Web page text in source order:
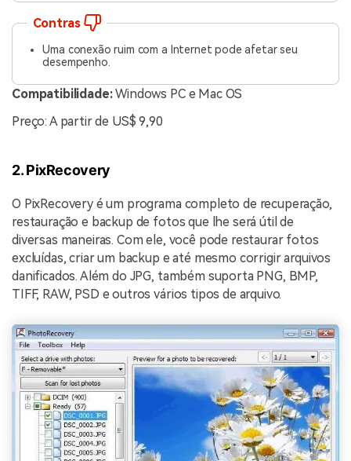
Contras
Uma conexão ruim com a Internet pode afetar seu
desempenho.
Compatibilidade:Windows PC e Mac OS
Preço: A partir de US$ 9,90
2. PixRecovery
O PixRecovery é um programa completo de recuperação,
restauração e backup de fotos que lhe será útil de
diversas maneiras. Com ele, você pode restaurar fotos
excluídas, criar um backup e até mesmo corrigir arquivos
danificados. Além do JPG, também suporta PNG, BMP,
TIFF, RAW, PSD e outros vários tipos de arquivo.